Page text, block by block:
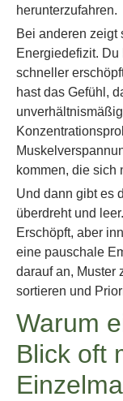
herunterzufahren.
Bei anderen zeigt
Energiedefizit.
schneller
hast das Gefühl,
kommen, die sich
Und dann gibt es
überdreht und
Erschöpft, aber
eine pauschale
darauf an, Muster
sortieren und
Warum
Blick oft